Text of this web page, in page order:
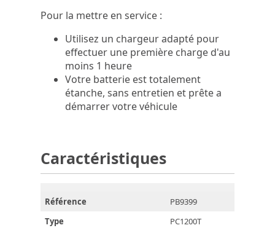
Pour la mettre en service :
Utilisez un chargeur adapté pour
effectuer une première charge d'au
moins 1 heure
Votre batterie est totalement
étanche, sans entretien et prête a
démarrer votre véhicule
Caractéristiques
Référence
PB9399
Type
PC1200T